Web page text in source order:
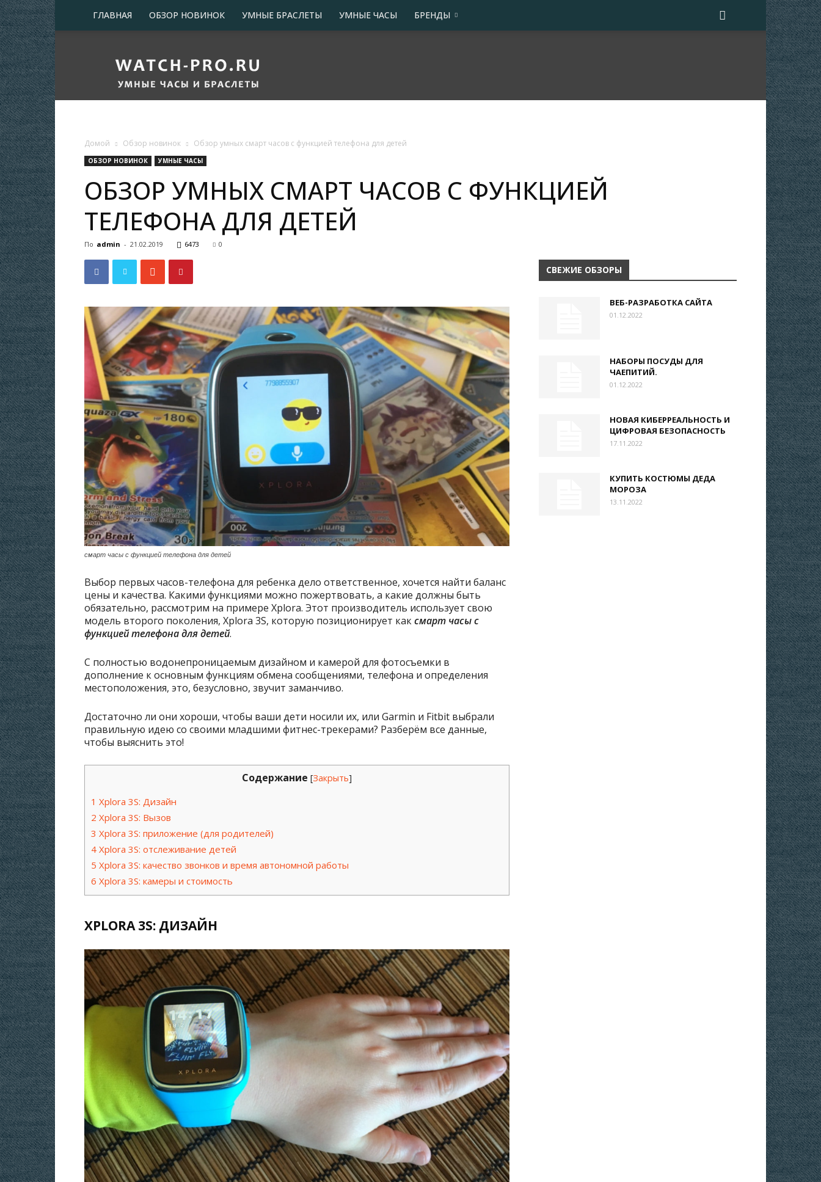
ГЛАВНАЯ ОБЗОР НОВИНОК УМНЫЕ БРАСЛЕТЫ УМНЫЕ ЧАСЫ БРЕНДЫ
умные
и
браслеты
Домой Обзор новинок Обзор умных смарт часов с функцией телефона для детей
ОБЗОР НОВИНОК УМНЫЕ ЧАСЫ
ОБЗОР УМНЫХ СМАРТ ЧАСОВ С ФУНКЦИЕЙ
ТЕЛЕФОНА ДЛЯ ДЕТЕЙ
По admin - 21.02.2019 6473 0
смарт часы с функцией телефона для детей
Выбор первых часов-телефона для ребенка дело ответственное, хочется найти баланс
цены и качества. Какими функциями можно пожертвовать, а какие должны быть
обязательно, рассмотрим на примере Xplora. Этот производитель использует свою
модель второго поколения, Xplora 3S, которую позиционирует каксмарт часы с
функцией телефона для детей.
С полностью водонепроницаемым дизайном и камерой для фотосъемки в
дополнение к основным функциям обмена сообщениями, телефона и определения
местоположения, это, безусловно, звучит заманчиво.
Достаточно ли они хороши, чтобы ваши дети носили их, или Garmin и Fitbit выбрали
правильную идею со своими младшими фитнес-трекерами? Разберём все данные,
чтобы выяснить это!
Содержание [Закрыть]
1 Xplora 3S: Дизайн
2 Xplora 3S: Вызов
3 Xplora 3S: приложение (для родителей)
4 Xplora 3S: отслеживание детей
5 Xplora 3S: качество звонков и время автономной работы
6 Xplora 3S: камеры и стоимость
XPLORA 3S: ДИЗАЙН
СВЕЖИЕ ОБЗОРЫ
ВЕБ-РАЗРАБОТКА САЙТА
01.12.2022
НАБОРЫ ПОСУДЫ ДЛЯ
ЧАЕПИТИЙ.
01.12.2022
НОВАЯ КИБЕРРЕАЛЬНОСТЬ И
ЦИФРОВАЯ БЕЗОПАСНОСТЬ
17.11.2022
КУПИТЬ КОСТЮМЫ ДЕДА
МОРОЗА
13.11.2022